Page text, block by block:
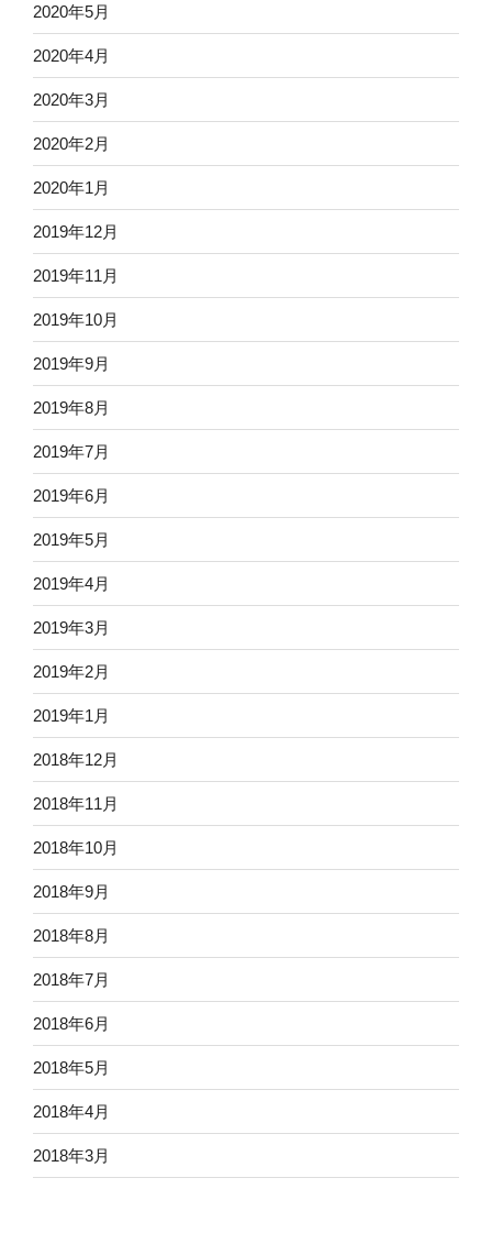
2020年5月
2020年4月
2020年3月
2020年2月
2020年1月
2019年12月
2019年11月
2019年10月
2019年9月
2019年8月
2019年7月
2019年6月
2019年5月
2019年4月
2019年3月
2019年2月
2019年1月
2018年12月
2018年11月
2018年10月
2018年9月
2018年8月
2018年7月
2018年6月
2018年5月
2018年4月
2018年3月